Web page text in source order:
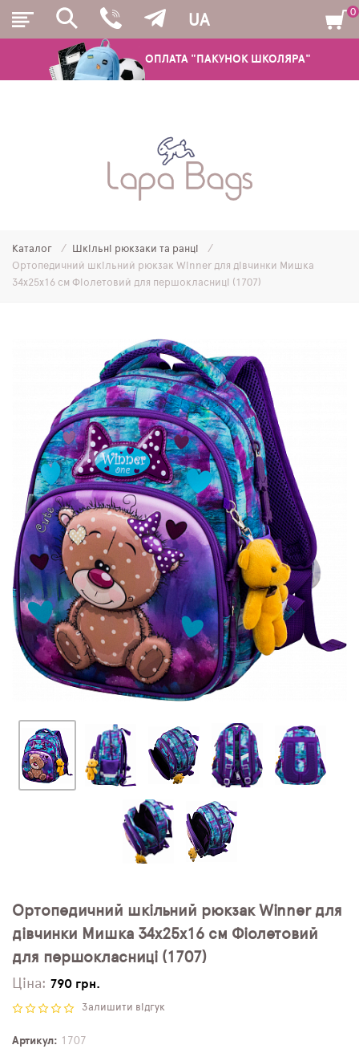
ОПЛАТА "ПАКУНОК ШКОЛЯРА"
UA
ШКІЛЬНІ РЮКЗАКИ ТА РАНЦІ
МОЛОДІЖНІ РЮКЗАКИ
ПЛЯШКИ ДЛЯ ВОДИ
DELUNE
SCHOOL STANDARD
SKYNAME
РОЗПРОДАЖ
0
Каталог
Шкільні рюкзаки та ранці
Ортопедичний шкільний рюкзак Winner для дівчинки Мишка
34х25х16 см Фіолетовий для першокласниці (1707)
Ортопедичний шкільний рюкзак Winner для
дівчинки Мишка 34х25х16 см Фіолетовий
для першокласниці (1707)
Ціна: 790 грн.
Залишити відгук
Артикул
1707